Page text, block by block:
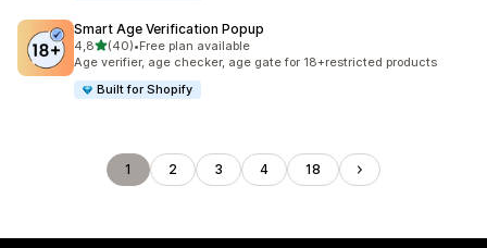
Smart Age Verification Popup
4,8stelle su 5
(40)
40 recensioni totali
•Free plan available
Age verifier, age checker, age gate for 18+restricted products
Built for Shopify
1 2 3 4 18